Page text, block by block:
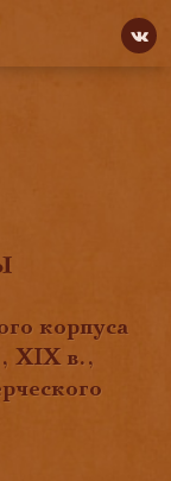
корпуса
XIX в.,